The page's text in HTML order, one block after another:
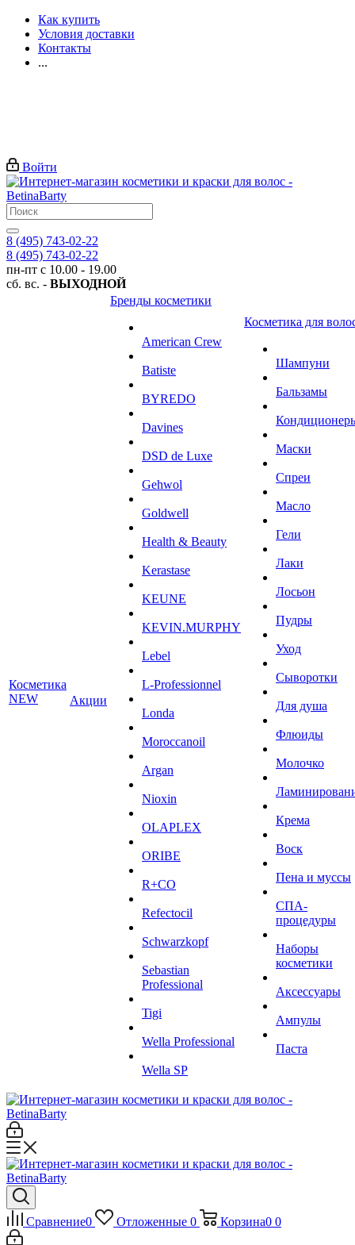
Как купить
Условия доставки
Контакты
...
Войти
8 (495) 743-02-22
8 (495) 743-02-22
пн-пт с 10.00 - 19.00
сб. вс. - ВЫХОДНОЙ
Косметика
NEW
Акции
Бренды косметики
American Crew
Batiste
BYREDO
Davines
DSD de Luxe
Gehwol
Goldwell
Health & Beauty
Kerastase
KEUNE
KEVIN.MURPHY
Lebel
L-Professionnel
Londa
Moroccanoil
Argan
Niохin
OLAPLEX
ORIBE
R+CO
Refectocil
Schwarzkopf
Sebastian
Professional
Tigi
Wella Professional
Wella SP
Косметика для
Шампуни
Бальзамы
Маски
Спреи
Масло
Гели
Лаки
Лосьон
Пудры
Уход
Сыворотки
Для душа
Флюиды
Молочко
Крема
Воск
Пена и муссы
СПА-
процедуры
Наборы
косметики
Аксессуары
Ампулы
Паста
Сравнение0 Отложенные 0 Корзина0 0